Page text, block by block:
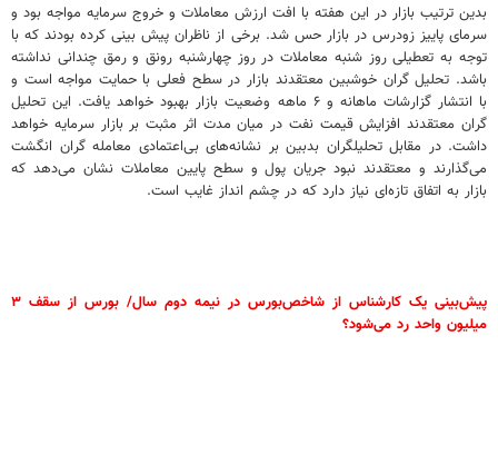
بدین ترتیب بازار در این هفته با افت ارزش معاملات و خروج سرمایه مواجه بود و
سرمای پاییز زودرس در بازار حس شد. برخی از ناظران پیش بینی کرده بودند که با
توجه به تعطیلی روز شنبه معاملات در روز چهارشنبه رونق و رمق چندانی نداشته
باشد. تحلیل گران خوشبین معتقدند بازار در سطح فعلی با حمایت مواجه است و
با انتشار گزارشات ماهانه و ۶ ماهه وضعیت بازار بهبود خواهد یافت. این تحلیل
گران معتقدند افزایش قیمت نفت در میان مدت اثر مثبت بر بازار سرمایه خواهد
داشت. در مقابل تحلیلگران بدبین بر نشانه‌های بی‌اعتمادی معامله گران انگشت
می‌گذارند و معتقدند نبود جریان پول و سطح پایین معاملات نشان می‌دهد که
بازار به اتفاق تازه‌ای نیاز دارد که در چشم انداز غایب است.
پیش‌بینی یک کارشناس از شاخص‌بورس در نیمه دوم سال/ بورس از سقف ۳
میلیون واحد رد می‌شود؟